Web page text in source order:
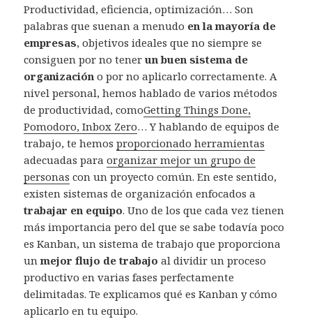
Productividad, eficiencia, optimización… Son
palabras que suenan a menudo en la mayoría de
empresas, objetivos ideales que no siempre se
consiguen por no tenerun buen sistema de
organización o por no aplicarlo correctamente. A
nivel personal, hemos hablado de varios métodos
de productividad, comoGetting Things Done,
Pomodoro, Inbox Zero… Y hablando de equipos de
trabajo, te hemosproporcionado herramientas
adecuadas paraorganizar mejor un grupo de
personas con un proyecto común. En este sentido,
existen sistemas de organización enfocados a
trabajar en equipo. Uno de los que cada vez tienen
más importancia pero del que se sabe todavía poco
es Kanban, un sistema de trabajo que proporciona
unmejor flujo de trabajo al dividir un proceso
productivo en varias fases perfectamente
delimitadas. Te explicamos qué es Kanban y cómo
aplicarlo en tu equipo.